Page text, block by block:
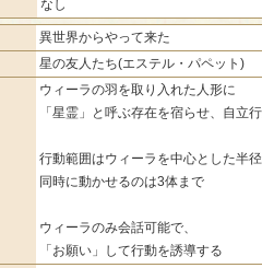
なし
異世界からやって来た
星の友人たち(エステル・パペット)
ウィーラの羽を取り入れた人形に
「星霊」と呼ぶ存在を宿らせ、自立
行動範囲はウィーラを中心とした半
同時に動かせるのは3体まで
ウィーラのみ会話可能で、
「お願い」して行動を誘導する